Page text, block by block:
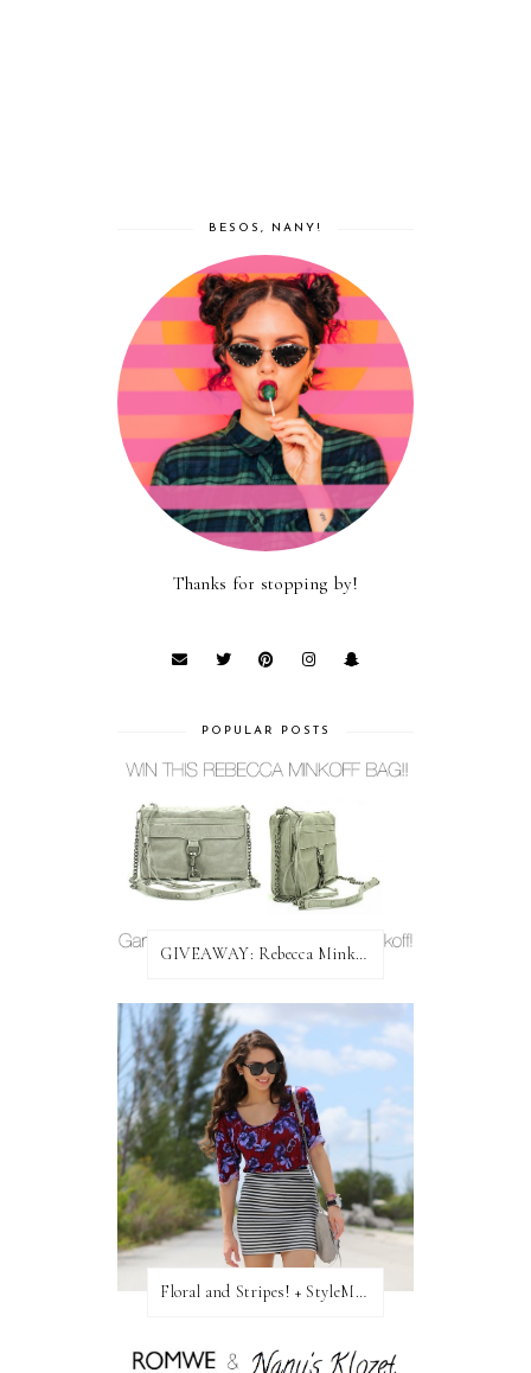
BESOS, NANY!
Thanks for stopping by!
POPULAR POSTS
GIVEAWAY: Rebecca Minkoff Bag!
Floral and Stripes! + StyleMint GIVEAWAY!